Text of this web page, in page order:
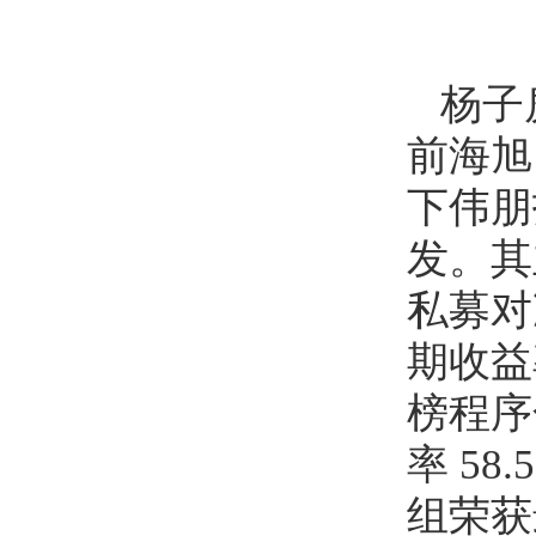
杨子
前海
下伟
发。
私募
期收
榜程
率
组荣